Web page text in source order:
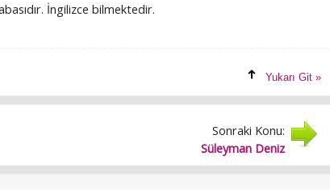
İngilizce bilmektedir.
Yukarı Git »
Sonraki Konu:
Süleyman Deniz